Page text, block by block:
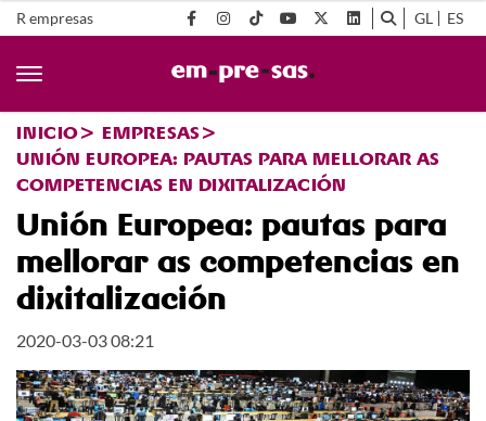
R empresas GL ES
INICIO
EMPRESAS
UNIÓN EUROPEA: PAUTAS PARA MELLORAR AS
COMPETENCIAS EN DIXITALIZACIÓN
Unión Europea: pautas para
mellorar as competencias en
dixitalización
2020-03-03 08:21